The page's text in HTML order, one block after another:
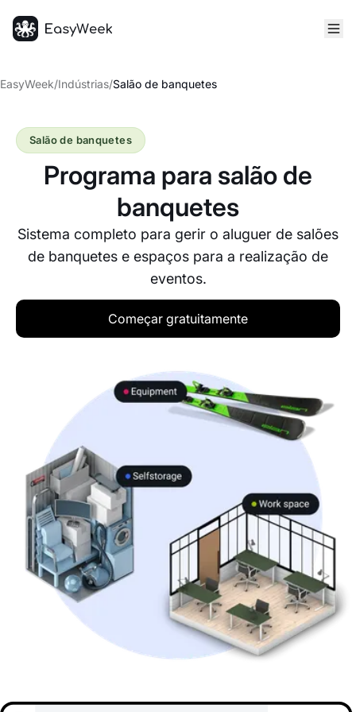
EasyWeek/Indústrias/Salão de banquetes
Programa para salão de
banquetes
Sistema completo para gerir o aluguer de salões
de banquetes e espaços para a realização de
eventos.
Salão de banquetes
Começar gratuitamente